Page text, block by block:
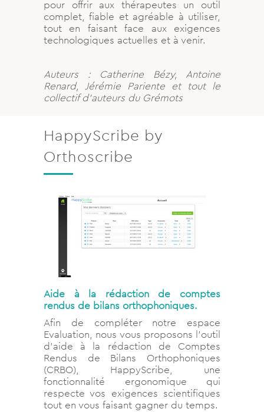
pour offrir aux thérapeutes un outil
complet, fiable et agréable à utiliser,
tout en faisant face aux exigences
technologiques actuelles et à venir.
Auteurs : Catherine Bézy, Antoine
Renard, Jérémie Pariente et tout le
collectif d’auteurs du Grémots
HappyScribe by
Orthoscribe
Aide à la rédaction de comptes
rendus de bilans orthophoniques.
Afin de compléter notre espace
Evaluation, nous vous proposons l’outil
d’aide à la rédaction de Comptes
Rendus de Bilans Orthophoniques
(CRBO), HappyScribe, une
fonctionnalité ergonomique qui
respecte vos exigences scientifiques
tout en vous faisant gagner du temps.